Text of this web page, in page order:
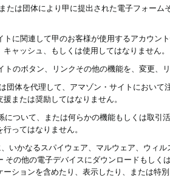
たは団体により甲に提出された電子フォー
トに関連して甲のお客様が使用するアカウン
ャッシュ、もしくは使用してはなりません。
トのボタン、リンクその他の機能を、変更、
団体を代理して、アマゾン・サイトにおい
または奨励してはなりません。
について、または何らかの機能もしくは取
ってはなりません。
いかなるスパイウェア、マルウェア、ウィ
その他の電子デバイスにダウンロードもし
ーションを含めたり、表示したり、または特